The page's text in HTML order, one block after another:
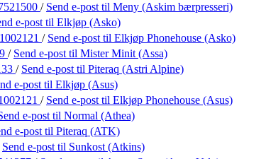
/ Send e-post til Meny (Askim bærpresseri)
e-post til Elkjøp (Asko)
/ Send e-post til Elkjøp Phonehouse (Asko)
/ Send e-post til Mister Minit (Assa)
/ Send e-post til Piteraq (Astri Alpine)
e-post til Elkjøp (Asus)
/ Send e-post til Elkjøp Phonehouse (Asus)
e-post til Normal (Athea)
e-post til Piteraq (ATK)
Send e-post til Sunkost (Atkins)